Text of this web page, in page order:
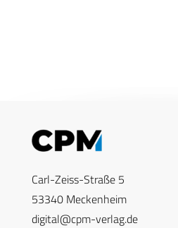
Carl-Zeiss-Straße 5
53340 Meckenheim
digital@cpm-verlag.de